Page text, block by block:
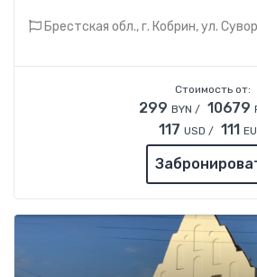
Брестская обл., г. Кобрин, ул.
Стоимость от:
299 BYN / 10679
117 USD / 111